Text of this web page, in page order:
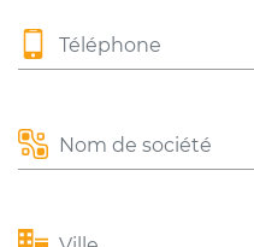
Téléphone
Nom de société
Ville